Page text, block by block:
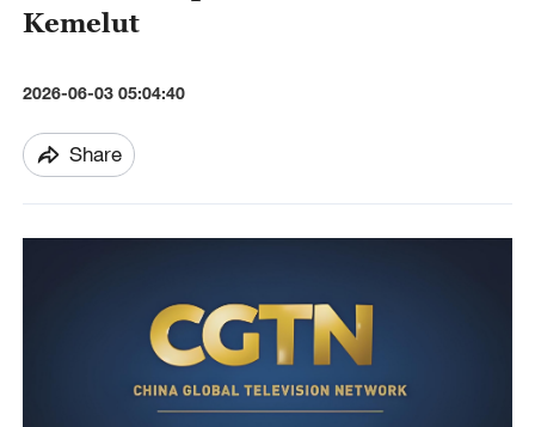
Kemelut
2026-06-03 05:04:40
Share